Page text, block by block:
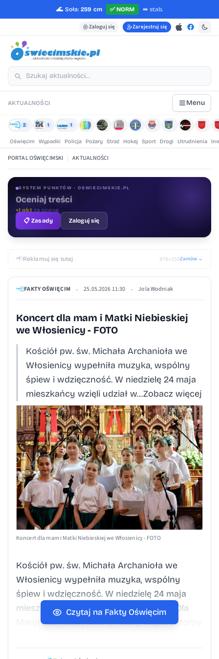
🌊 Soła: 259 cm ✅NORM ➡️ stab.
Zaloguj się Zarejestruj się
AKTUALNOŚCI Menu
2 1 1
Oświęcim Wypadki Policja Pożary Straż Hokej Sport Drogi Utrudnienia
PORTAL OŚWIĘCIMSKI | AKTUALNOŚCI
SYSTEM PUNKTÓW · OSWIECIMSKIE.PL
Oceniaj treści
+1 pktza ocenę
📋 Zasady
Zaloguj się
📢Reklamuj się tutaj 970×250Zamów →
FAKTY OŚWIĘCIM • 25.05.2026 11:30 • Jola Wodniak
Koncert dla mam i Matki Niebieskiej
we Włosienicy - FOTO
Kościół pw. św. Michała Archanioła we
Włosienicy wypełniła muzyka, wspólny
śpiew i wdzięczność. W niedzielę 24 maja
mieszkańcy wzięli udział w…Zobacz więcej
Koncert dla mam i Matki Niebieskiej we Włosienicy - FOTO
Kościół pw. św. Michała Archanioła we
Włosienicy wypełniła muzyka, wspólny
śpiew i wdzięczność. W niedzielę 24 maja
mieszkańcy wzięli udział w koncercie „Dla
Maryi i dla mojej Mamy”, który organizatorzy
Królowej oraz Dnia Matki. Wydarzenie miało
Czytaj na Fakty Oświęcim